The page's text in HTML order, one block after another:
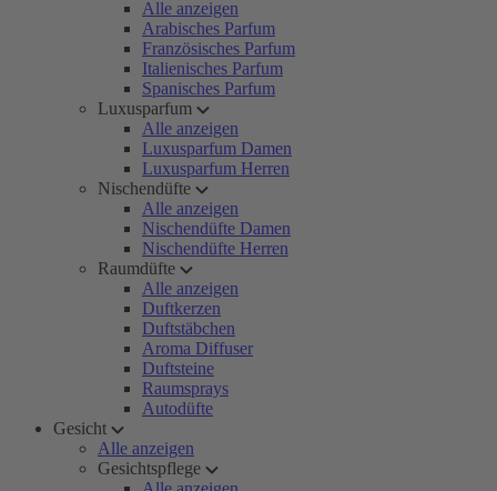
Alle anzeigen
Arabisches Parfum
Französisches Parfum
Italienisches Parfum
Spanisches Parfum
Luxusparfum
Alle anzeigen
Luxusparfum Damen
Luxusparfum Herren
Nischendüfte
Alle anzeigen
Nischendüfte Damen
Nischendüfte Herren
Raumdüfte
Alle anzeigen
Duftkerzen
Duftstäbchen
Aroma Diffuser
Duftsteine
Raumsprays
Autodüfte
Gesicht
Alle anzeigen
Gesichtspflege